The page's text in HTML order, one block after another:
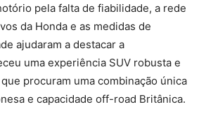
pela falta de fiabilidade, a rede
da Honda e as medidas de
ajudaram a destacar a
uma experiência SUV robusta e
procuram uma combinação única
e capacidade off-road Britânica.